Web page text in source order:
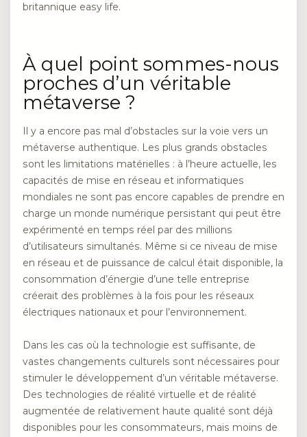
britannique easy life.
À quel point sommes-nous
proches d’un véritable
métaverse ?
Il y a encore pas mal d’obstacles sur la voie vers un
métaverse authentique. Les plus grands obstacles
sont les limitations matérielles : à l’heure actuelle, les
capacités de mise en réseau et informatiques
mondiales ne sont pas encore capables de prendre en
charge un monde numérique persistant qui peut être
expérimenté en temps réel par des millions
d’utilisateurs simultanés. Même si ce niveau de mise
en réseau et de puissance de calcul était disponible, la
consommation d’énergie d’une telle entreprise
créerait des problèmes à la fois pour les réseaux
électriques nationaux et pour l’environnement.
Dans les cas où la technologie est suffisante, de
vastes changements culturels sont nécessaires pour
stimuler le développement d’un véritable métaverse.
Des technologies de réalité virtuelle et de réalité
augmentée de relativement haute qualité sont déjà
disponibles pour les consommateurs, mais moins de